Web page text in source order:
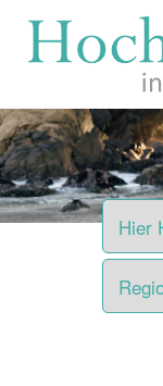
Inhalt